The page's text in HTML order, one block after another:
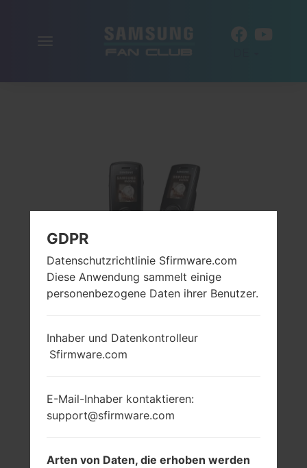
GDPR
Datenschutzrichtlinie Sfirmware.com
Diese Anwendung sammelt einige
personenbezogene Daten ihrer Benutzer.
Inhaber und Datenkontrolleur
Sfirmware.com
E-Mail-Inhaber kontaktieren:
support@sfirmware.com
Arten von Daten, die erhoben werden